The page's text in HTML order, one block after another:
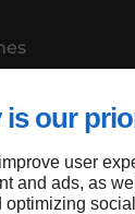
is our
user
and ads, as
optimizing
al principio